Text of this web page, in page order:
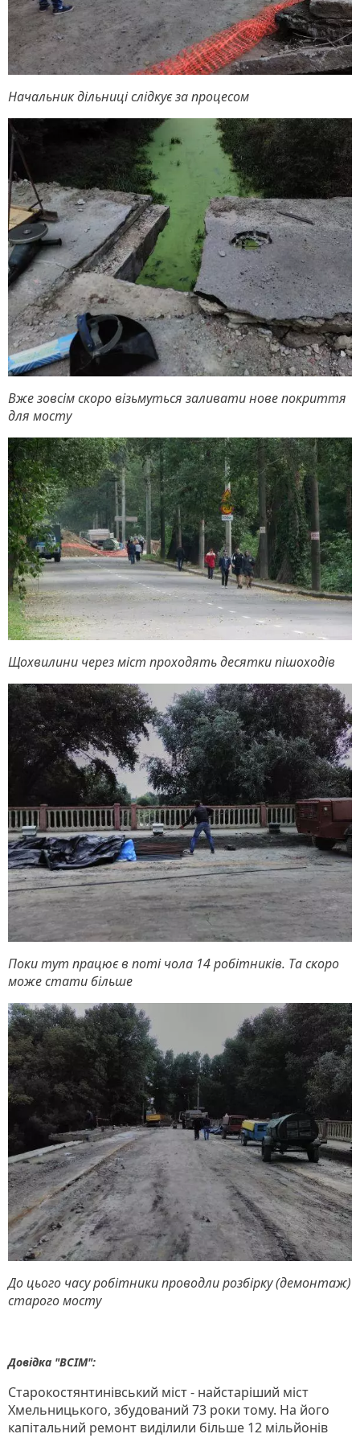
Начальник дільниці слідкує за процесом
Вже зовсім скоро візьмуться заливати нове покриття
для мосту
Щохвилини через міст проходять десятки пішоходів
Поки тут працює в поті чола 14 робітників. Та скоро
може стати більше
До цього часу робітники проводли розбірку (демонтаж)
старого мосту
Довідка "ВСІМ":
Старокостянтинівський міст - найстаріший міст
Хмельницького, збудований 73 роки тому. На його
капітальний ремонт виділили більше 12 мільйонів